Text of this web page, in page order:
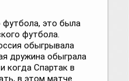
это была
футбола.
обыгрывала
дружина обыграла
когда Спартак в
в этом матче